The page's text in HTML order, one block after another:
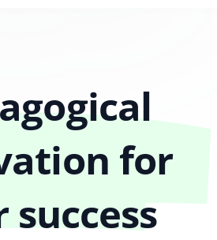
for
success